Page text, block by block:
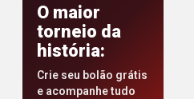
O maior
torneio da
história:
Crie seu bolão grátis
e acompanhe tudo